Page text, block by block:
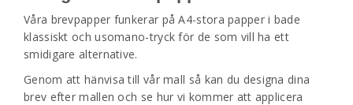
Våra brevpapper funkerar på A4-stora papper i bade
klassiskt och usomano-tryck för de som vill ha ett
smidigare alternative.
Genom att hänvisa till vår mall så kan du designa dina
brev efter mallen och se hur vi kommer att applicera